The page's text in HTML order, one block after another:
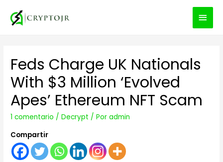
Feds Charge UK Nationals
With $3 Million ‘Evolved
Apes’ Ethereum NFT Scam
1 comentario /Decrypt / Poradmin
Compartir